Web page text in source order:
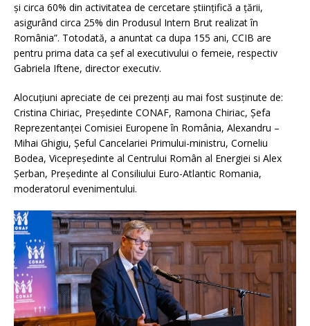
și circa 60% din activitatea de cercetare științifică a țării,
asigurând circa 25% din Produsul Intern Brut realizat în
România”. Totodată, a anuntat ca dupa 155 ani, CCIB are
pentru prima data ca șef al executivului o femeie, respectiv
Gabriela Iftene, director executiv.
Alocuțiuni apreciate de cei prezenți au mai fost susținute de:
Cristina Chiriac, Președinte CONAF, Ramona Chiriac, Șefa
Reprezentanţei Comisiei Europene în România, Alexandru –
Mihai Ghigiu, Șeful Cancelariei Primului-ministru, Corneliu
Bodea, Vicepreședinte al Centrului Român al Energiei si Alex
Șerban, Președinte al Consiliului Euro-Atlantic Romania,
moderatorul evenimentului.